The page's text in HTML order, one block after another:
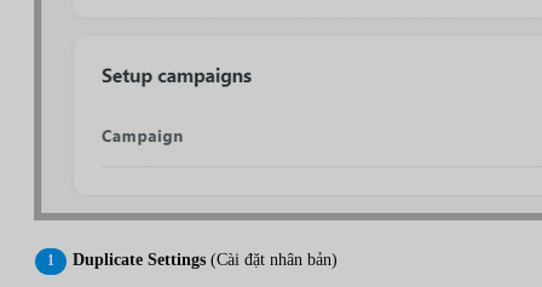
Duplicate Settings (Cài đặt nhân bản)